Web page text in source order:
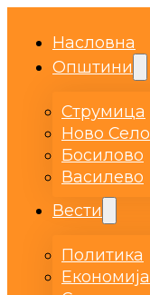
Насловна
Општини
Струмица
Ново Село
Босилово
Василево
Вести
Политика
Економија